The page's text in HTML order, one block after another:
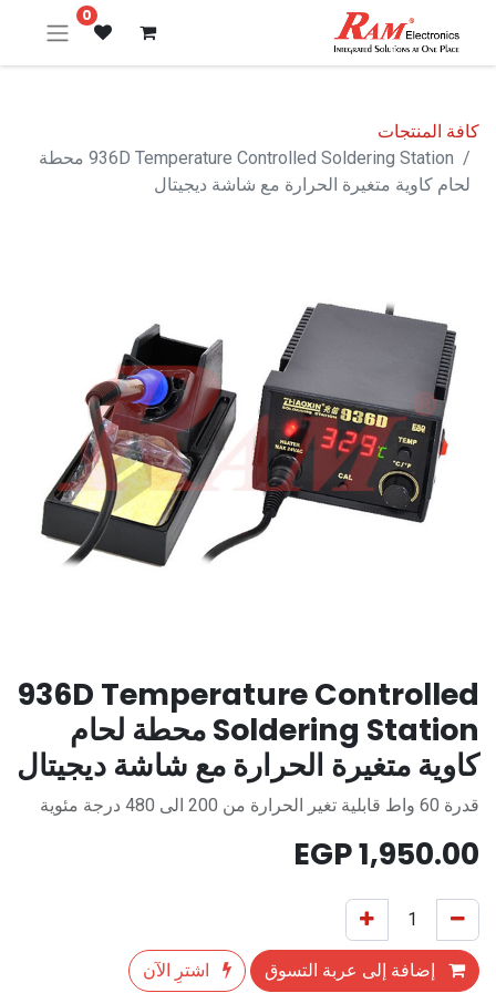
0
كافة المنتجات
936D Temperature Controlled Soldering Station محطة
لحام كاوية متغيرة الحرارة مع شاشة ديجيتال
936D Temperature Controlled
Soldering Station محطة لحام
كاوية متغيرة الحرارة مع شاشة ديجيتال
قدرة 60 واط قابلية تغير الحرارة من 200 الى 480 درجة مئوية
1,950.00
إضافة إلى عربة التسوق اشترِ الآن